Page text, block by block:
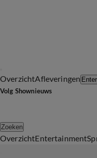
OverzichtAfleveringen
Volg Shownieuws
Zoeken
OverzichtEntertainment